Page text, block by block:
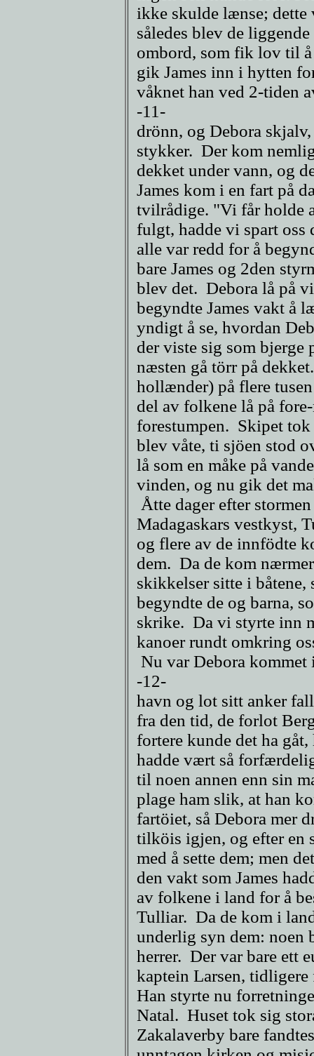
ikke skulde lænse; dette
således blev de
ombord, som fik lov til
gik James inn i hytten
våknet han ved 2-tiden
-11-
drönn, og Debora
stykker. Der kom
dekket under vann, og
James kom i en fart på
tvilrådige. "Vi får holde
fulgt, hadde vi spart
alle var redd for å
bare James og 2den
blev det. Debora lå på
begyndte James vakt å
yndigt å se, hvordan
der viste sig som bjerge
næsten gå törr på
hollænder) på flere
del av folkene lå på
forestumpen. Skipet tok
blev våte, ti sjöen stod
lå som en måke på
vinden, og nu gik det
Åtte dager efter
Madagaskars vestkyst,
og flere av de innfödte
dem. Da de kom
skikkelser sitte i båtene,
begyndte de og barna,
skrike. Da vi styrte inn
kanoer rundt omkring
Nu var Debora kommet
-12-
havn og lot sitt anker
fra den tid, de forlot
fortere kunde det ha
hadde vært så
til noen annen enn sin
plage ham slik, at han
fartöiet, så Debora mer
tilköis igjen, og efter en
med å sette dem; men
den vakt som James
av folkene i land for å
Tulliar. Da de kom i
underlig syn dem: noen
herrer. Der var bare ett
kaptein Larsen,
Han styrte nu
Natal. Huset tok sig
Zakalaverby bare